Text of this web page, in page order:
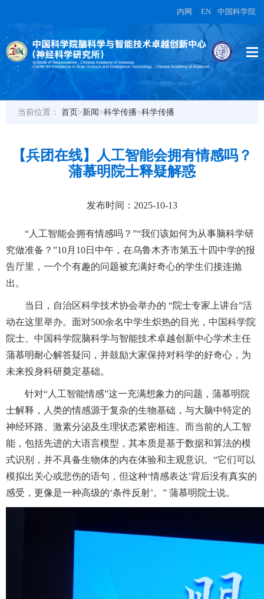
内网 EN 中国科学院
当前位置： 首页>新闻>科学传播>科学传播
【兵团在线】人工智能会拥有情感吗？
蒲慕明院士释疑解惑
发布时间：2025-10-13
“人工智能会拥有情感吗？”“我们该如何为从事脑科学研
究做准备？”10月10日中午，在乌鲁木齐市第五十四中学的报
告厅里，一个个有趣的问题被充满好奇心的学生们接连抛
出。
当日，自治区科学技术协会举办的 “院士专家上讲台”活
动在这里举办。面对500余名中学生炽热的目光，中国科学院
院士、中国科学院脑科学与智能技术卓越创新中心学术主任
蒲慕明耐心解答疑问，并鼓励大家保持对科学的好奇心，为
未来投身科研奠定基础。
针对“人工智能情感”这一充满想象力的问题，蒲慕明院
士解释，人类的情感源于复杂的生物基础，与大脑中特定的
神经环路、激素分泌及生理状态紧密相连。而当前的人工智
能，包括先进的大语言模型，其本质是基于数据和算法的模
式识别，并不具备生物体的内在体验和主观意识。“它们可以
模拟出关心或悲伤的语句，但这种‘情感表达’背后没有真实的
感受，更像是一种高级的‘条件反射’。” 蒲慕明院士说。